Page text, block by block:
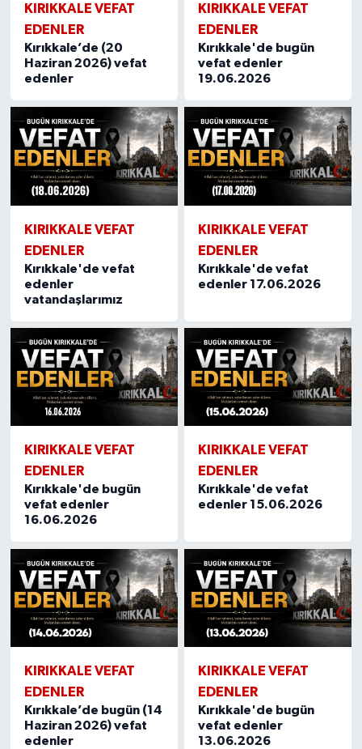
KIRIKKALE VEFAT
EDENLER
Kırıkkale’de (20
Haziran 2026) vefat
edenler
KIRIKKALE VEFAT
EDENLER
Kırıkkale'de bugün
vefat edenler
19.06.2026
KIRIKKALE VEFAT
EDENLER
Kırıkkale'de vefat
edenler
vatandaşlarımız
KIRIKKALE VEFAT
EDENLER
Kırıkkale'de vefat
edenler 17.06.2026
KIRIKKALE VEFAT
EDENLER
Kırıkkale'de bugün
vefat edenler
16.06.2026
KIRIKKALE VEFAT
EDENLER
Kırıkkale'de vefat
edenler 15.06.2026
KIRIKKALE VEFAT
EDENLER
Kırıkkale’de bugün (14
Haziran 2026) vefat
edenler
KIRIKKALE VEFAT
EDENLER
Kırıkkale'de bugün
vefat edenler
13.06.2026